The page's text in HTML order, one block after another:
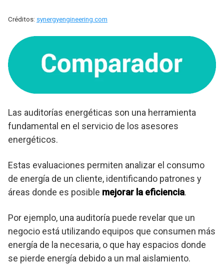
Créditos: synergyengineering.com
Las auditorías energéticas son una herramienta
fundamental en el servicio de los asesores
energéticos.
Estas evaluaciones permiten analizar el consumo
de energía de un cliente, identificando patrones y
áreas donde es posible mejorar la eficiencia.
Por ejemplo, una auditoría puede revelar que un
negocio está utilizando equipos que consumen más
energía de la necesaria, o que hay espacios donde
se pierde energía debido a un mal aislamiento.